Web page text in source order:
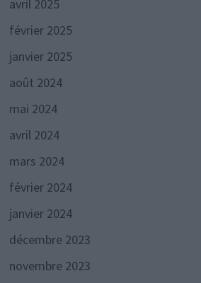
avril 2025
février 2025
janvier 2025
août 2024
mai 2024
avril 2024
mars 2024
février 2024
janvier 2024
décembre 2023
novembre 2023